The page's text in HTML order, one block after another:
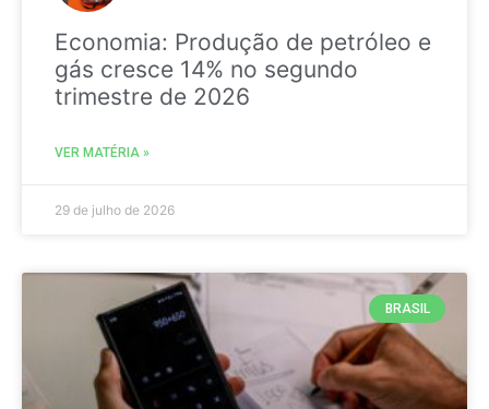
Economia: Produção de petróleo e
gás cresce 14% no segundo
trimestre de 2026
VER MATÉRIA »
29 de julho de 2026
BRASIL